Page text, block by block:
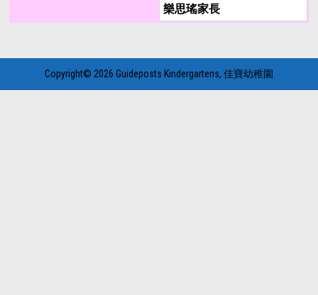
樂思瑤家長
Copyright© 2026 Guideposts Kindergartens, 佳寶幼稚園